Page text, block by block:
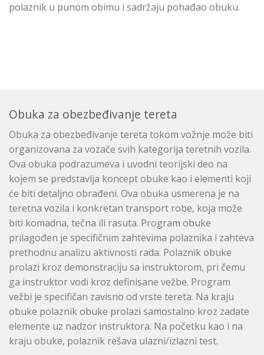
polaznik u punom obimu i sadržaju pohađao obuku.
Obuka za obezbeđivanje tereta
Obuka za obezbeđivanje tereta tokom vožnje može biti
organizovana za vozače svih kategorija teretnih vozila.
Ova obuka podrazumeva i uvodni teorijski deo na
kojem se predstavlja koncept obuke kao i elementi koji
će biti detaljno obrađeni. Ova obuka usmerena je na
teretna vozila i konkretan transport robe, koja može
biti komadna, tečna ili rasuta. Program obuke
prilagođen je specifičnim zahtevima polaznika i zahteva
prethodnu analizu aktivnosti rada. Polaznik obuke
prolazi kroz demonstraciju sa instruktorom, pri čemu
ga instruktor vodi kroz definisane vežbe. Program
vežbi je specifičan zavisno od vrste tereta. Na kraju
obuke polaznik obuke prolazi samostalno kroz zadate
elemente uz nadzor instruktora. Na početku kao i na
kraju obuke, polaznik rešava ulazni/izlazni test.